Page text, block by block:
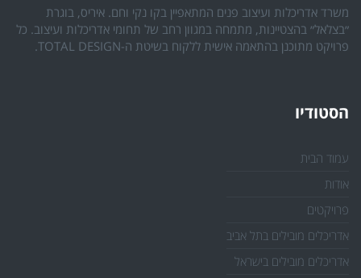
משרד אדריכלות ועיצוב פנים המתאפיין בקו נקי וחם. איריס, בוגרת
״בצלאל״ בהצטיינות, מתמחה במגוון רחב של תחומי אדריכלות ועיצוב. כל
פרויקט מתוכנן בהתאמה אישית ללקוח בשיטת ה-TOTAL DESIGN.
הסטודיו
עמוד הבית
אודות
פרויקטים
אדריכלים מובילים בתל אביב
אדריכלים מובילים בישראל